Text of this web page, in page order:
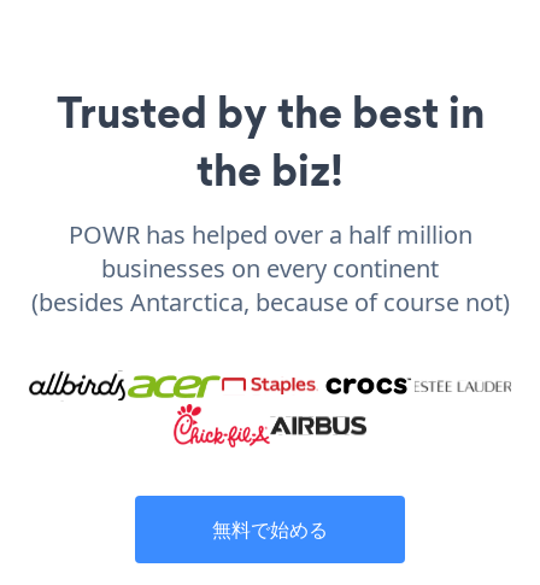
Trusted by the best in
the biz!
POWR has helped over a half million
businesses on every continent
(besides Antarctica, because of course not)
無料で始める